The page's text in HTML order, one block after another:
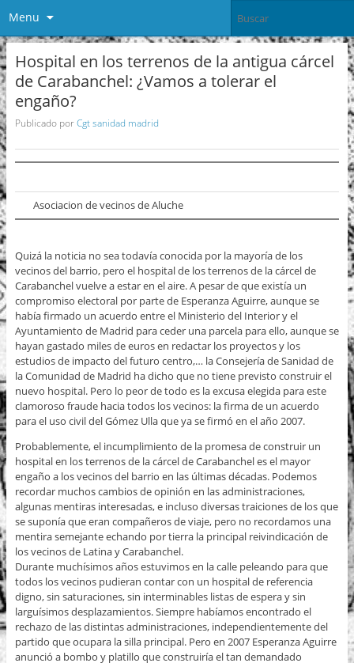
Menu
Hospital en los terrenos de la antigua cárcel
de Carabanchel: ¿Vamos a tolerar el
engaño?
Publicado porCgt sanidad madrid
Asociacion de vecinos de Aluche
Quizá la noticia no sea todavía conocida por la mayoría de los
vecinos del barrio, pero el hospital de los terrenos de la cárcel de
Carabanchel vuelve a estar en el aire. A pesar de que existía un
compromiso electoral por parte de Esperanza Aguirre, aunque se
había firmado un acuerdo entre el Ministerio del Interior y el
Ayuntamiento de Madrid para ceder una parcela para ello, aunque se
hayan gastado miles de euros en redactar los proyectos y los
estudios de impacto del futuro centro,… la Consejería de Sanidad de
la Comunidad de Madrid ha dicho que no tiene previsto construir el
nuevo hospital. Pero lo peor de todo es la excusa elegida para este
clamoroso fraude hacia todos los vecinos: la firma de un acuerdo
para el uso civil del Gómez Ulla que ya se firmó en el año 2007.
Probablemente, el incumplimiento de la promesa de construir un
hospital en los terrenos de la cárcel de Carabanchel es el mayor
engaño a los vecinos del barrio en las últimas décadas. Podemos
recordar muchos cambios de opinión en las administraciones,
algunas mentiras interesadas, e incluso diversas traiciones de los que
se suponía que eran compañeros de viaje, pero no recordamos una
mentira semejante echando por tierra la principal reivindicación de
los vecinos de Latina y Carabanchel.
Durante muchísimos años estuvimos en la calle peleando para que
todos los vecinos pudieran contar con un hospital de referencia
digno, sin saturaciones, sin interminables listas de espera y sin
larguísimos desplazamientos. Siempre habíamos encontrado el
rechazo de las distintas administraciones, independientemente del
partido que ocupara la silla principal. Pero en 2007 Esperanza Aguirre
anunció a bombo y platillo que construiría el tan demandado